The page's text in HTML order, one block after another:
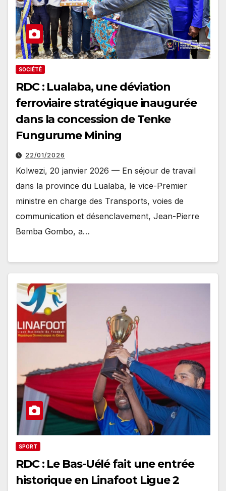
SOCIÉTÉ
RDC : Lualaba, une déviation
ferroviaire stratégique inaugurée
dans la concession de Tenke
Fungurume Mining
22/01/2026
Kolwezi, 20 janvier 2026 — En séjour de travail
dans la province du Lualaba, le vice-Premier
ministre en charge des Transports, voies de
communication et désenclavement, Jean-Pierre
Bemba Gombo, a…
SPORT
RDC : Le Bas-Uélé fait une entrée
historique en Linafoot Ligue 2